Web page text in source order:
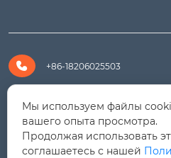
 +86-18206025503
 +8618206025503
 yanali@hualongm.com
Мы используем файлы
вашего опыта просмотра.
Продолжая использовать
соглашаетесь с нашей